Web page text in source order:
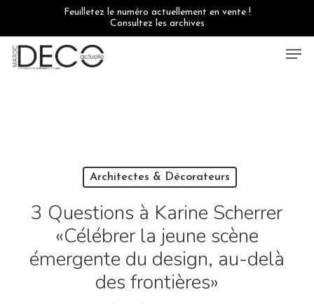
Feuilletez le numéro actuellement en vente !
Consultez les archives
Architectes & Décorateurs
3 Questions à Karine Scherrer
«Célébrer la jeune scène
émergente du design, au-delà
des frontières»